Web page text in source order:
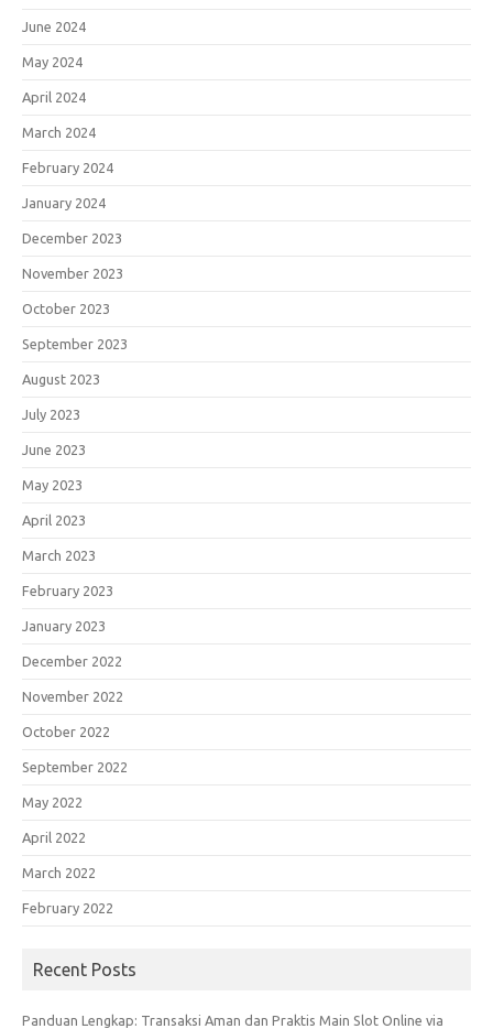
June 2024
May 2024
April 2024
March 2024
February 2024
January 2024
December 2023
November 2023
October 2023
September 2023
August 2023
July 2023
June 2023
May 2023
April 2023
March 2023
February 2023
January 2023
December 2022
November 2022
October 2022
September 2022
May 2022
April 2022
March 2022
February 2022
Recent Posts
Panduan Lengkap: Transaksi Aman dan Praktis Main Slot Online via